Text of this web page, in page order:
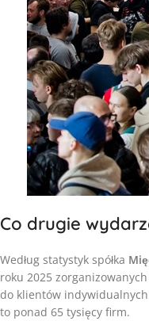
Co drugie
Według statystyk spółka
roku 2025
do klientów
to ponad 65 tysięcy firm.